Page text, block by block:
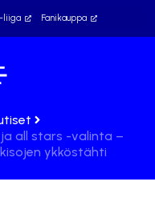
liiga Fanikauppa
all stars -valinta –
ykköstähti